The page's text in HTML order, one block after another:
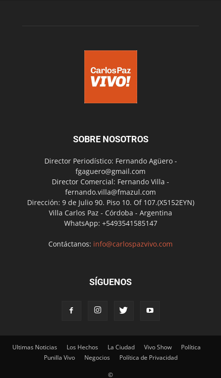
SOBRE NOSOTROS
Director Periodístico: Fernando Agüero -
fgaguero@gmail.com
Director Comercial: Fernando Villa -
fernando.villa@fmazul.com
Dirección: 9 de Julio 90. Piso 10. Of 107.(X5152EYN)
Villa Carlos Paz - Córdoba - Argentina
WhatsApp: +5493541585147
Contáctanos: info@carlospazvivo.com
SÍGUENOS
Ultimas Noticias Los Hechos La Ciudad Vivo Show
Política
Punilla Vivo
Negocios Política de Privacidad
©